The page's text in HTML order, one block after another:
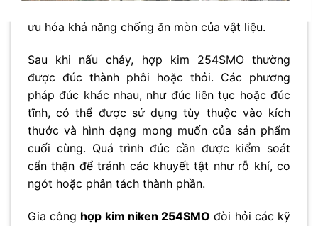
ưu hóa khả năng chống ăn mòn của vật liệu.
Sau khi nấu chảy, hợp kim 254SMO thường
được đúc thành phôi hoặc thỏi. Các phương
pháp đúc khác nhau, như đúc liên tục hoặc đúc
tĩnh, có thể được sử dụng tùy thuộc vào kích
thước và hình dạng mong muốn của sản phẩm
cuối cùng. Quá trình đúc cần được kiểm soát
cẩn thận để tránh các khuyết tật như rỗ khí, co
ngót hoặc phân tách thành phần.
Gia công hợp kim niken 254SMO đòi hỏi các kỹ
No thanks, I’m not interested!